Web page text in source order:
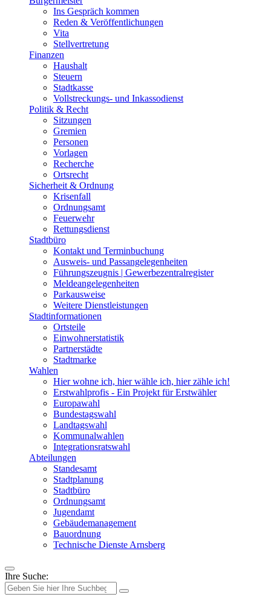
Ins Gespräch kommen
Reden & Veröffentlichungen
Vita
Stellvertretung
Finanzen
Haushalt
Steuern
Stadtkasse
Vollstreckungs- und Inkassodienst
Politik & Recht
Sitzungen
Gremien
Personen
Vorlagen
Recherche
Ortsrecht
Sicherheit & Ordnung
Krisenfall
Ordnungsamt
Feuerwehr
Rettungsdienst
Stadtbüro
Kontakt und Terminbuchung
Ausweis- und Passangelegenheiten
Führungszeugnis | Gewerbezentralregister
Meldeangelegenheiten
Parkausweise
Weitere Dienstleistungen
Stadtinformationen
Ortsteile
Einwohnerstatistik
Partnerstädte
Stadtmarke
Wahlen
Hier wohne ich, hier wähle ich, hier zähle ich!
Erstwahlprofis - Ein Projekt für Erstwähler
Europawahl
Bundestagswahl
Landtagswahl
Kommunalwahlen
Integrationsratswahl
Abteilungen
Standesamt
Stadtplanung
Stadtbüro
Ordnungsamt
Jugendamt
Gebäudemanagement
Bauordnung
Technische Dienste Arnsberg
Ihre Suche: